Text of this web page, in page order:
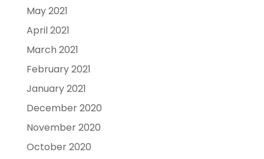
May 2021
April 2021
March 2021
February 2021
January 2021
December 2020
November 2020
October 2020